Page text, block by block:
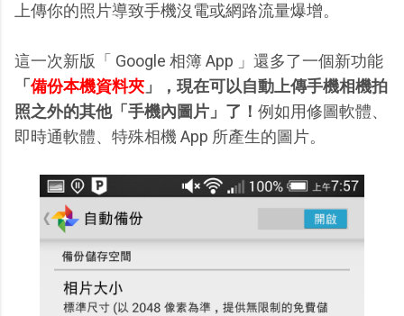
上傳你的照片導致手機沒電或網路流量爆增。
這一次新版「 Google 相簿 App 」還多了一個新功能
「 備份本機資料夾 」，現在可以自動上傳手機相機拍
照之外的其他「手機內圖片」了！ 例如用修圖軟體、
即時通軟體、特殊相機 App 所產生的圖片。